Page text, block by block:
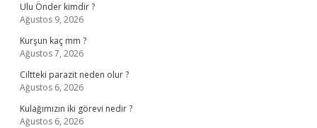
Ulu Önder kimdir ?
Ağustos 9, 2026
Kurşun kaç mm ?
Ağustos 7, 2026
Ciltteki parazit neden olur ?
Ağustos 6, 2026
Kulağımızın iki görevi nedir ?
Ağustos 6, 2026